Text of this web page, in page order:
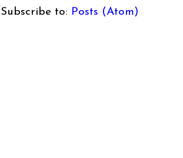
Subscribe to: Posts (Atom)